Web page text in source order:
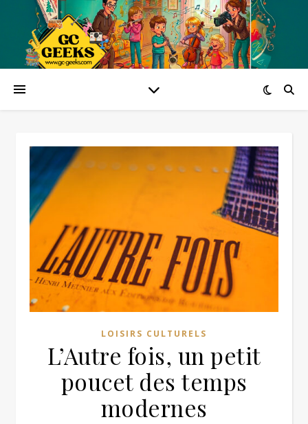
LOISIRS CULTURELS
L’Autre fois, un petit
poucet des temps
modernes